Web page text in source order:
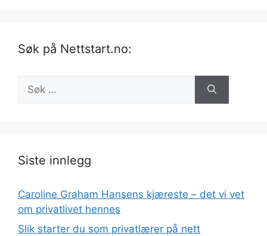
Søk på Nettstart.no:
etter:
Siste innlegg
Caroline Graham Hansens kjæreste – det vi vet
om privatlivet hennes
Slik starter du som privatlærer på nett